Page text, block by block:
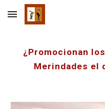
Skip to main content
¿Promocionan
Merindades el